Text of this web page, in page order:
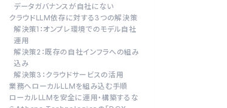
データガバナンスが自社にない
クラウドLLM依存に対する3つの解決策
解決策1：オンプレ環境でのモデル自社
運用
解決策2：既存の自社インフラへの組み
込み
解決策3：クラウドサービスの活用
業務へローカルLLMを組み込む手順
ローカルLLMを安全に運用・構築するな